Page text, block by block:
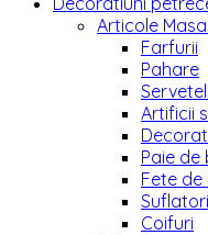
Articole
Farfurii
Pahare
Artificii
Paie de
Fete de
Suflatori
Coifuri